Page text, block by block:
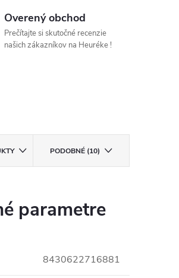
Overený obchod
Prečítajte si skutočné recenzie
našich zákazníkov na Heuréke !
PODOBNÉ (10)
parametre
8430622716881